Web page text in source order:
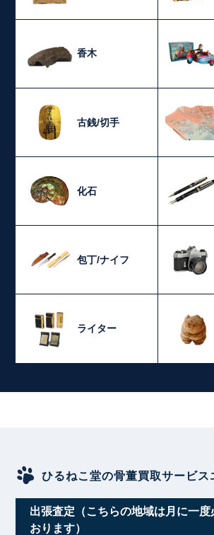
香木
古銭/切手
化石
包丁/ナイフ
ライター
ひるねこ堂の骨董買取サービス
出張査定（こちらの地域は月に一度
おります）